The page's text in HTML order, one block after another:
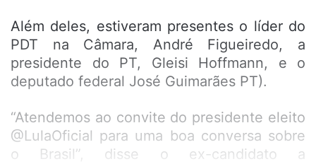
Além deles, estiveram presentes o líder do
PDT na Câmara, André Figueiredo, a
presidente do PT, Gleisi Hoffmann, e o
deputado federal José Guimarães PT).
“Atendemos ao convite do presidente eleito
@LulaOficial para uma boa conversa sobre
o Brasil”, disse o ex-candidato a